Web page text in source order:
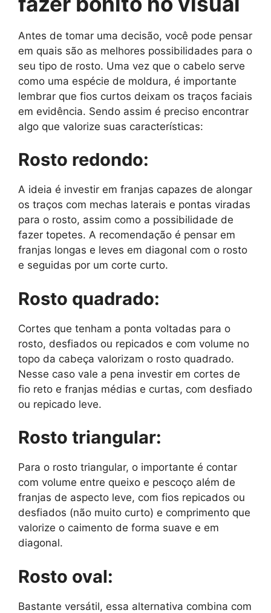
Antes de tomar uma decisão, você pode pensar
em quais são as melhores possibilidades para o
seu tipo de rosto. Uma vez que o cabelo serve
como uma espécie de moldura, é importante
lembrar que fios curtos deixam os traços faciais
em evidência. Sendo assim é preciso encontrar
algo que valorize suas características:
Rosto redondo:
A ideia é investir em franjas capazes de alongar
os traços com mechas laterais e pontas viradas
para o rosto, assim como a possibilidade de
fazer topetes. A recomendação é pensar em
franjas longas e leves em diagonal com o rosto
e seguidas por um corte curto.
Rosto quadrado:
Cortes que tenham a ponta voltadas para o
rosto, desfiados ou repicados e com volume no
topo da cabeça valorizam o rosto quadrado.
Nesse caso vale a pena investir em cortes de
fio reto e franjas médias e curtas, com desfiado
ou repicado leve.
Rosto triangular:
Para o rosto triangular, o importante é contar
com volume entre queixo e pescoço além de
franjas de aspecto leve, com fios repicados ou
desfiados (não muito curto) e comprimento que
valorize o caimento de forma suave e em
diagonal.
Rosto oval:
Bastante versátil, essa alternativa combina com